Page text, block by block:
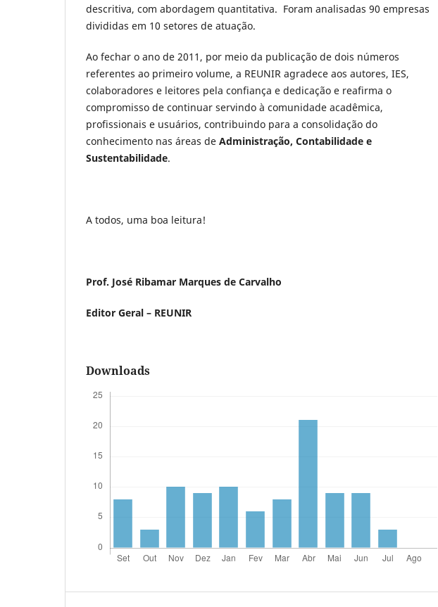
descritiva, com abordagem quantitativa. Foram analisadas 90 empresas
divididas em 10 setores de atuação.
Ao fechar o ano de 2011, por meio da publicação de dois números
referentes ao primeiro volume, a REUNIR agradece aos autores, IES,
colaboradores e leitores pela confiança e dedicação e reafirma o
compromisso de continuar servindo à comunidade acadêmica,
profissionais e usuários, contribuindo para a consolidação do
conhecimento nas áreas de Administração, Contabilidade e
Sustentabilidade.
A todos, uma boa leitura!
Prof. José Ribamar Marques de Carvalho
Editor Geral – REUNIR
Downloads